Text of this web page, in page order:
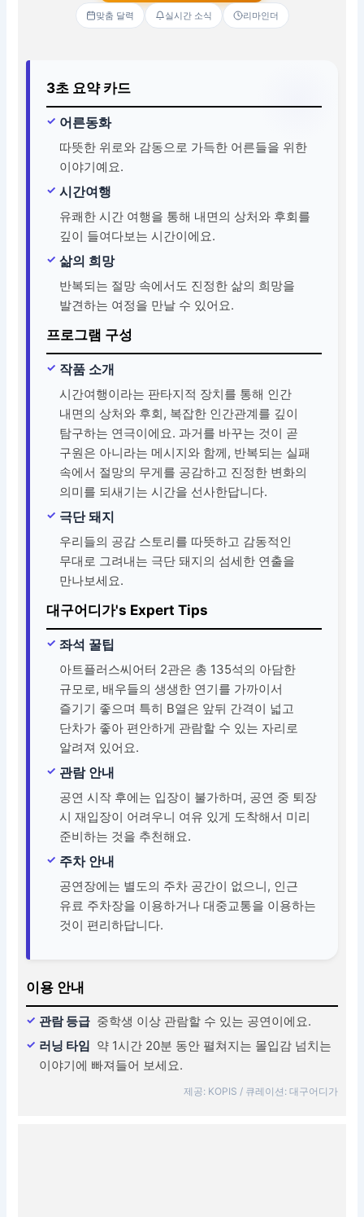
맞춤 달력 실시간 소식 리마인더
3초 요약 카드
어른동화
따뜻한 위로와 감동으로 가득한 어른들을 위한
이야기예요.
시간여행
유쾌한 시간 여행을 통해 내면의 상처와 후회를
깊이 들여다보는 시간이에요.
삶의 희망
반복되는 절망 속에서도 진정한 삶의 희망을
발견하는 여정을 만날 수 있어요.
프로그램 구성
작품 소개
시간여행이라는 판타지적 장치를 통해 인간
내면의 상처와 후회, 복잡한 인간관계를 깊이
탐구하는 연극이에요. 과거를 바꾸는 것이 곧
구원은 아니라는 메시지와 함께, 반복되는 실패
속에서 절망의 무게를 공감하고 진정한 변화의
의미를 되새기는 시간을 선사한답니다.
극단 돼지
우리들의 공감 스토리를 따뜻하고 감동적인
무대로 그려내는 극단 돼지의 섬세한 연출을
만나보세요.
대구어디가's Expert Tips
좌석 꿀팁
아트플러스씨어터 2관은 총 135석의 아담한
규모로, 배우들의 생생한 연기를 가까이서
즐기기 좋으며 특히 B열은 앞뒤 간격이 넓고
단차가 좋아 편안하게 관람할 수 있는 자리로
알려져 있어요.
관람 안내
공연 시작 후에는 입장이 불가하며, 공연 중 퇴장
시 재입장이 어려우니 여유 있게 도착해서 미리
준비하는 것을 추천해요.
주차 안내
공연장에는 별도의 주차 공간이 없으니, 인근
유료 주차장을 이용하거나 대중교통을 이용하는
것이 편리하답니다.
이용 안내
관람 등급 중학생 이상 관람할 수 있는 공연이에요.
러닝 타임 약 1시간 20분 동안 펼쳐지는 몰입감 넘치는
이야기에 빠져들어 보세요.
제공: KOPIS / 큐레이션: 대구어디가